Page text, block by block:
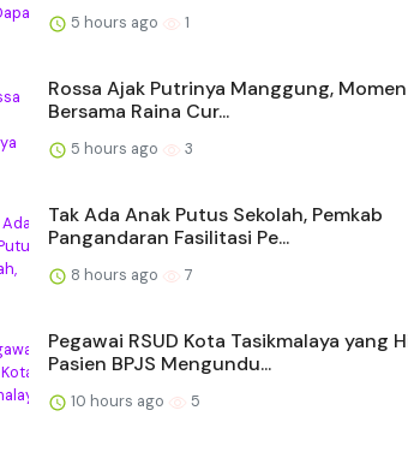
5 hours ago 1
Rossa Ajak Putrinya Manggung,
Bersama Raina Cur...
5 hours ago 3
Tak Ada Anak Putus Sekolah, Pemkab
Pangandaran Fasilitasi Pe...
8 hours ago 7
Pegawai RSUD Kota Tasikmalaya yang
Pasien BPJS Mengundu...
10 hours ago 5